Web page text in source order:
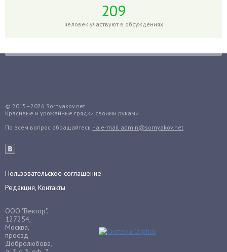
Гранат
Грядки
Гуава
Декабрист
Дельфиниум
Денежное дерево
Диффенбахия
Драцена
209
человек участвуют в обсуждениях
© 2015–2026 Sornyakov.net
Красивые и урожайные грядки своими руками
По всем вопрос обращайтесь на e-mail admin@sornyakov.net
Пользовательское соглашение
Редакция, Контакты
ООО "Вектор".
127254,
Москва,
проезд
Добролюбова,